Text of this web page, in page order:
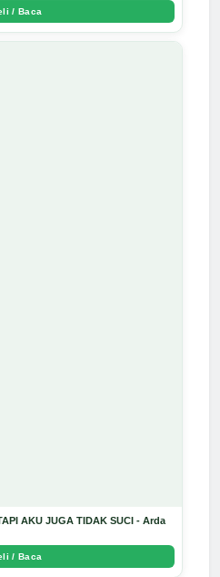
/ Baca
AKU JUGA TIDAK SUCI - Arda
/ Baca